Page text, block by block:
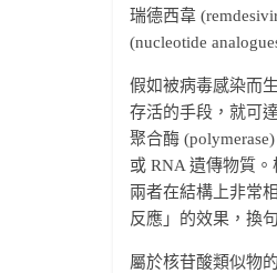
瑞德西韋
(nucleotide
假如被病毒感染而
存活的手段，就可
聚合酶
或 RNA 遺傳物質
兩者在結構上非常
反應」的效果，換
屬於核苷酸類似物